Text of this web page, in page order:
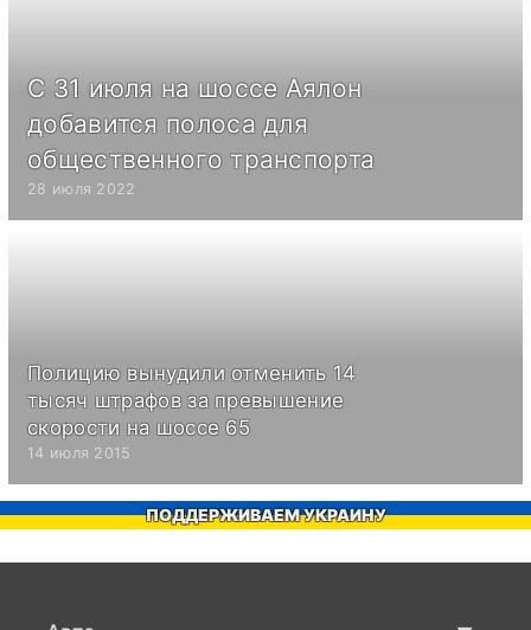
С 31 июля на шоссе Аялон
добавится полоса для
общественного транспорта
28 июля 2022
Полицию вынудили отменить 14
тысяч штрафов за превышение
скорости на шоссе 65
14 июля 2015
ПОДДЕРЖИВАЕМ УКРАИНУ